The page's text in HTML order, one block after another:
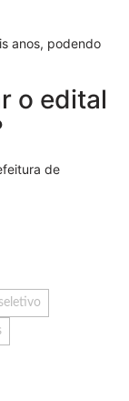
anos, podendo
o edital
de